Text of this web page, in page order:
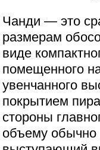
Чанди — это
размерам
виде
помещенного
увенчанного
покрытием
стороны
объему обычно